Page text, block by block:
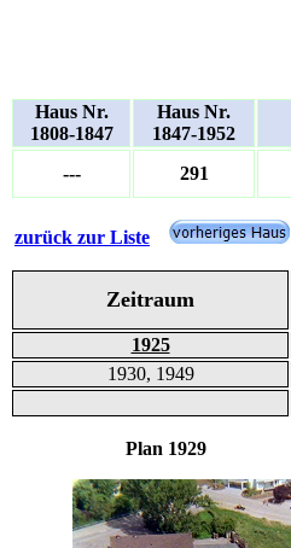
Haus Nr.
1808-1847
Haus Nr.
1847-1952
--- 291
zurück zur Liste
Zeitraum
1925
1930, 1949
Plan 1929